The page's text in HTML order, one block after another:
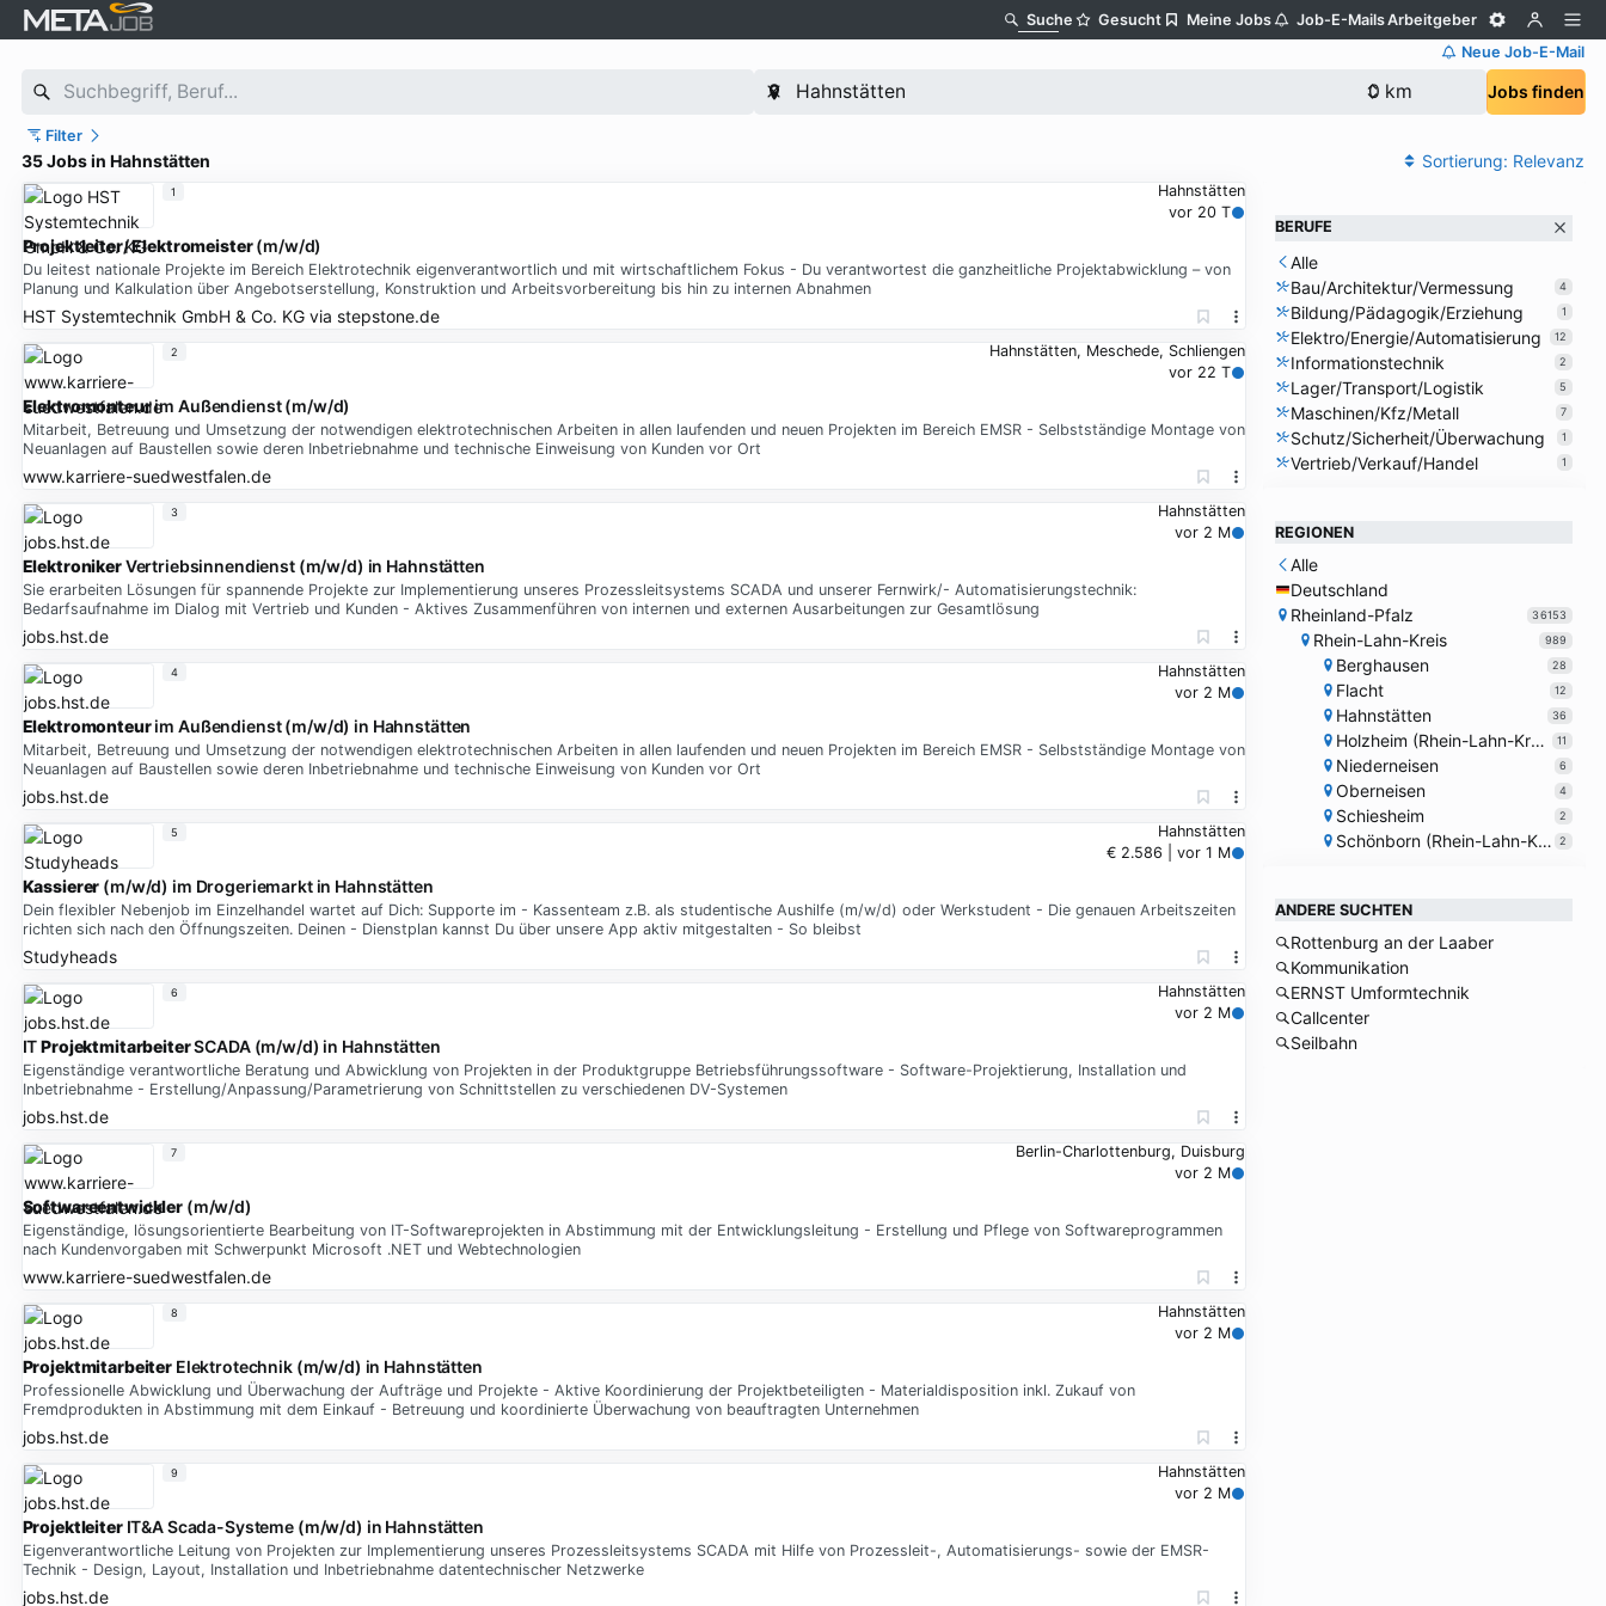
Suche Gesucht Meine Jobs Job-E-MailsArbeitgeber
Neue Job-E-Mail
Jobs finden
Filter
35 Jobs in Hahnstätten Sortierung: Relevanz
Hahnstätten
vor 20 T
Projektleiter/Elektromeister(m/w/d)
Du leitest nationale Projekte im Bereich Elektrotechnik eigenverantwortlich und mit wirtschaftlichem Fokus - Du verantwortest die ganzheitliche Projektabwicklung – von
Planung und Kalkulation über Angebotserstellung, Konstruktion und Arbeitsvorbereitung bis hin zu internen Abnahmen
HST Systemtechnik GmbH & Co. KGvia stepstone.de
1
Hahnstätten, Meschede, Schliengen
vor 22 T
Elektromonteurim Außendienst (m/w/d)
Mitarbeit, Betreuung und Umsetzung der notwendigen elektrotechnischen Arbeiten in allen laufenden und neuen Projekten im Bereich EMSR - Selbstständige Montage von
Neuanlagen auf Baustellen sowie deren Inbetriebnahme und technische Einweisung von Kunden vor Ort
www.karriere-suedwestfalen.de
2
Hahnstätten
vor 2 M
ElektronikerVertriebsinnendienst (m/w/d) in Hahnstätten
Sie erarbeiten Lösungen für spannende Projekte zur Implementierung unseres Prozessleitsystems SCADA und unserer Fernwirk/- Automatisierungstechnik:
Bedarfsaufnahme im Dialog mit Vertrieb und Kunden - Aktives Zusammenführen von internen und externen Ausarbeitungen zur Gesamtlösung
jobs.hst.de
3
Hahnstätten
vor 2 M
Elektromonteurim Außendienst (m/w/d) in Hahnstätten
Mitarbeit, Betreuung und Umsetzung der notwendigen elektrotechnischen Arbeiten in allen laufenden und neuen Projekten im Bereich EMSR - Selbstständige Montage von
Neuanlagen auf Baustellen sowie deren Inbetriebnahme und technische Einweisung von Kunden vor Ort
jobs.hst.de
4
Hahnstätten
€ 2.586 | vor 1 M
Kassierer (m/w/d) im Drogeriemarkt in Hahnstätten
Dein flexibler Nebenjob im Einzelhandel wartet auf Dich: Supporte im - Kassenteam z.B. als studentische Aushilfe (m/w/d) oder Werkstudent - Die genauen Arbeitszeiten
richten sich nach den Öffnungszeiten. Deinen - Dienstplan kannst Du über unsere App aktiv mitgestalten - So bleibst
Studyheads
5
Hahnstätten
vor 2 M
ITProjektmitarbeiterSCADA (m/w/d) in Hahnstätten
Eigenständige verantwortliche Beratung und Abwicklung von Projekten in der Produktgruppe Betriebsführungssoftware - Software-Projektierung, Installation und
Inbetriebnahme - Erstellung/Anpassung/Parametrierung von Schnittstellen zu verschiedenen DV-Systemen
jobs.hst.de
6
Berlin-Charlottenburg, Duisburg
vor 2 M
Softwareentwickler(m/w/d)
Eigenständige, lösungsorientierte Bearbeitung von IT-Softwareprojekten in Abstimmung mit der Entwicklungsleitung - Erstellung und Pflege von Softwareprogrammen
nach Kundenvorgaben mit Schwerpunkt Microsoft .NET und Webtechnologien
www.karriere-suedwestfalen.de
7
Hahnstätten
vor 2 M
ProjektmitarbeiterElektrotechnik (m/w/d) in Hahnstätten
Professionelle Abwicklung und Überwachung der Aufträge und Projekte - Aktive Koordinierung der Projektbeteiligten - Materialdisposition inkl. Zukauf von
Fremdprodukten in Abstimmung mit dem Einkauf - Betreuung und koordinierte Überwachung von beauftragten Unternehmen
jobs.hst.de
8
Hahnstätten
vor 2 M
ProjektleiterIT&A Scada-Systeme (m/w/d) in Hahnstätten
Eigenverantwortliche Leitung von Projekten zur Implementierung unseres Prozessleitsystems SCADA mit Hilfe von Prozessleit-, Automatisierungs- sowie der EMSR-
Technik - Design, Layout, Installation und Inbetriebnahme datentechnischer Netzwerke
jobs.hst.de
9
BERUFE
Alle
Bau/Architektur/Vermessung
4
Bildung/Pädagogik/Erziehung 1
Elektro/Energie/Automatisierung 12
Informationstechnik 2
Lager/Transport/Logistik 5
Maschinen/Kfz/Metall 7
Schutz/Sicherheit/Überwachung 1
Vertrieb/Verkauf/Handel 1
REGIONEN
Alle
Deutschland
Rheinland-Pfalz
36153
Rhein-Lahn-Kreis 989
Berghausen 28
Flacht 12
Hahnstätten 36
Holzheim (Rhein-Lahn-Kreis) 11
Niederneisen 6
Oberneisen 4
Schiesheim 2
Schönborn (Rhein-Lahn-Kreis) 2
ANDERE SUCHTEN
Rottenburg an der Laaber
Kommunikation
ERNST Umformtechnik
Callcenter
Seilbahn